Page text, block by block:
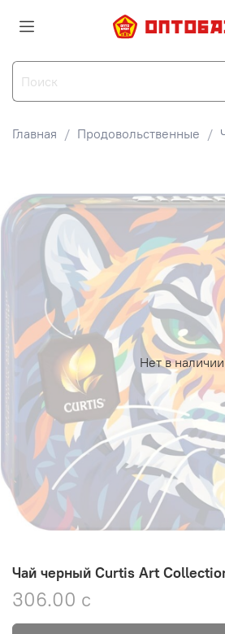
Главная Продовольственные
Нет в наличии
Чай черный Curtis Art
306.00 с